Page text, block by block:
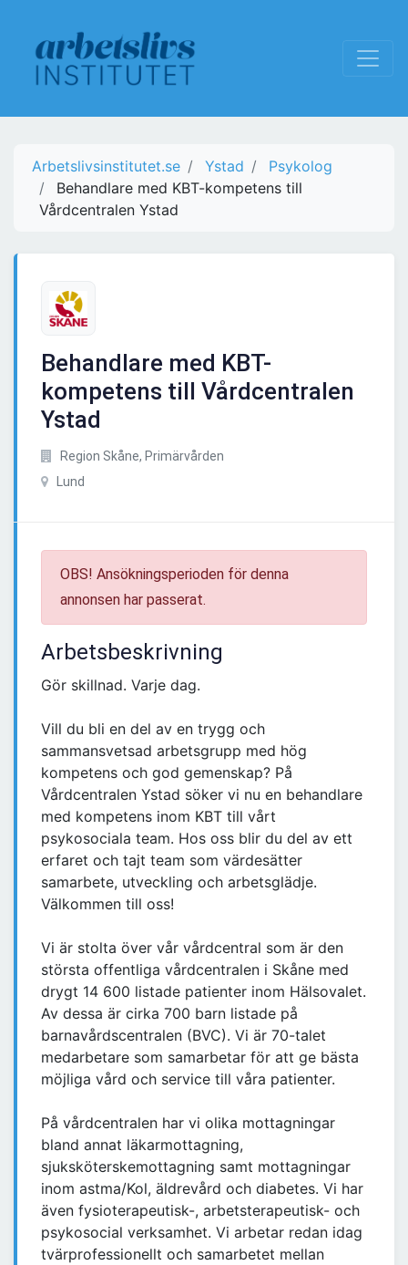
Arbetslivsinstitutet.se Ystad
Psykolog
Behandlare med KBT-kompetens till
Vårdcentralen Ystad
Behandlare med KBT-
kompetens till Vårdcentralen
Ystad
Region Skåne, Primärvården
Lund
OBS! Ansökningsperioden för denna
annonsen har passerat.
Arbetsbeskrivning
Gör skillnad. Varje dag.
Vill du bli en del av en trygg och
sammansvetsad arbetsgrupp med hög
kompetens och god gemenskap? På
Vårdcentralen Ystad söker vi nu en behandlare
med kompetens inom KBT till vårt
psykosociala team. Hos oss blir du del av ett
erfaret och tajt team som värdesätter
samarbete, utveckling och arbetsglädje.
Välkommen till oss!
Vi är stolta över vår vårdcentral som är den
största offentliga vårdcentralen i Skåne med
drygt 14 600 listade patienter inom Hälsovalet.
Av dessa är cirka 700 barn listade på
barnavårdscentralen (BVC). Vi är 70-talet
medarbetare som samarbetar för att ge bästa
möjliga vård och service till våra patienter.
På vårdcentralen har vi olika mottagningar
bland annat läkarmottagning,
sjuksköterskemottagning samt mottagningar
inom astma/Kol, äldrevård och diabetes. Vi har
även fysioterapeutisk-, arbetsterapeutisk- och
psykosocial verksamhet. Vi arbetar redan idag
tvärprofessionellt och samarbetet mellan